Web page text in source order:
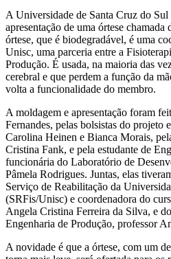
A Universidade de Santa Cruz do
apresentação de uma órtese chamada
órtese, que é biodegradável, é uma
Unisc, uma parceria entre a
Produção. É usada, na maioria das
cerebral e que perdem a função da
volta a funcionalidade do membro.
A moldagem e apresentação foram
Fernandes, pelas bolsistas do projeto
Carolina Heinen e Bianca Morais,
Cristina Fank, e pela estudante de
funcionária do Laboratório de
Pâmela Rodrigues. Juntas, elas
Serviço de Reabilitação da
(SRFis/Unisc) e coordenadora do
Angela Cristina Ferreira da Silva, e
Engenharia de Produção, professor
A novidade é que a órtese, com um